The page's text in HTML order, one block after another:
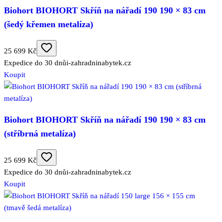
Biohort BIOHORT Skříň na nářadí 190 190 × 83 cm
(šedý křemen metalíza)
25 699 Kč
Expedice do 30 dnůi-zahradninabytek.cz
Koupit
Biohort BIOHORT Skříň na nářadí 190 190 × 83 cm
(stříbrná metalíza)
25 699 Kč
Expedice do 30 dnůi-zahradninabytek.cz
Koupit